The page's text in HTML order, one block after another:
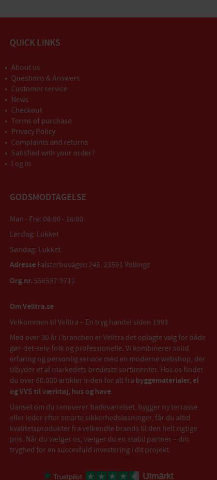
QUICK LINKS
About us
Questions & Answers
Customer service
News
Checkout
Terms of purchase
Privacy Policy
Complaints and returns
Satisfied with your order?
Log in
GODSMODTAGELSE
Man - Fre: 08:00 - 16:00
Lørdag: Lukket
Søndag: Lukket
Adresse Falsterbovägen 245, 23591 Vellinge
Org.nr. 556597-9712
Om Velltra.se
Velkommen til Velltra – En tryg handel siden 1993
Med over 30 år i branchen er Velltra det oplagte valg for både
gør-det-selv-folk og professionelle. Vi kombinerer solid
erfaring og personlig service med en moderne webshop, der
tilbyder et af markedets bredeste sortimenter. Hos os finder
du over 60.000 artikler inden for alt fra byggematerialer, el
og VVS til værktøj, hus og have.
Uanset om du renoverer badeværelset, bygger ny terrasse
eller leder efter smarte sikkerhedsløsninger, får du altid
kvalitetsprodukter fra velkendte brands til den helt rigtige
pris. Når du vælger os, vælger du en stabil partner – din
tryghed for en succesfuld investering i dit projekt.